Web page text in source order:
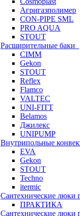
Агригазполимер
CON-PIPE SML
PRO AQUA
STOUT
Расширительные баки
CIMM
Gekon
STOUT
Reflex
Flamco
VALTEC
UNI-FITT
Belamos
Джилекс
UNIPUMP
Внутрипольные
EVA
Gekon
STOUT
Techno
itermic
Сантехнические люки
ПРАКТИКА
Сантехнические люки